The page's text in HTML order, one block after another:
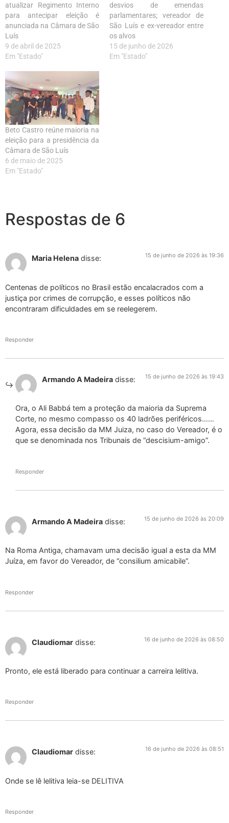
atualizar Regimento Interno
para antecipar eleição é
anunciada na Câmara de São
Luís
9 de abril de 2025
Em "Estado"
desvios de emendas
parlamentares; vereador de
São Luís e ex-vereador entre
os alvos
15 de junho de 2026
Em "Estado"
Beto Castro reúne maioria na
eleição para a presidência da
Câmara de São Luís
6 de maio de 2025
Em "Estado"
Respostas de 6
Maria Helena disse: 15 de junho de 2026 às 19:36
Centenas de políticos no Brasil estão encalacrados com a
justiça por crimes de corrupção, e esses políticos não
encontraram dificuldades em se reelegerem.
Responder
Armando A Madeira disse: 15 de junho de 2026 às 19:43
Ora, o Ali Babbá tem a proteção da maioria da Suprema
Corte, no mesmo compasso os 40 ladrões periféricos……
Agora, essa decisão da MM Juiza, no caso do Vereador, é o
que se denominada nos Tribunais de “descisium-amigo”.
Responder
Armando A Madeira disse: 15 de junho de 2026 às 20:09
Na Roma Antiga, chamavam uma decisão igual a esta da MM
Juíza, em favor do Vereador, de “consilium amicabile”.
Responder
Claudiomar disse: 16 de junho de 2026 às 08:50
Pronto, ele está liberado para continuar a carreira lelitiva.
Responder
Claudiomar disse: 16 de junho de 2026 às 08:51
Onde se lê lelitiva leia-se DELITIVA
Responder